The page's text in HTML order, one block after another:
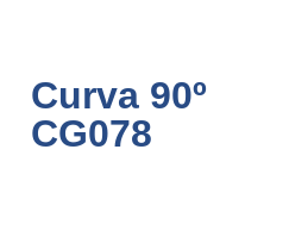
Curva 90º
CG078